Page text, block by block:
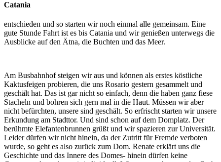
Catania
entschieden und so starten wir noch einmal alle gemeinsam. Eine
gute Stunde Fahrt ist es bis Catania und wir genießen unterwegs die
Ausblicke auf den Ätna, die Buchten und das Meer.
Am Busbahnhof steigen wir aus und können als erstes köstliche
Kaktusfeigen probieren, die uns Rosario gestern gesammelt und
geschält hat. Das ist gar nicht so einfach, denn die haben ganz fiese
Stacheln und bohren sich gern mal in die Haut. Müssen wir aber
nicht befürchten, unsere sind geschält. So erfrischt starten wir unsere
Erkundung am Stadttor. Und sind schon auf dem Domplatz. Der
berühmte Elefantenbrunnen grüßt und wir spazieren zur Universität.
Leider dürfen wir nicht hinein, da der Zutritt für Fremde verboten
wurde, so geht es also zurück zum Dom. Renate erklärt uns die
Geschichte und das Innere des Domes- hinein dürfen keine